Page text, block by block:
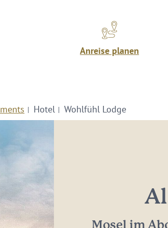
Anreise planen
Hotel Wohlfühl Lodge